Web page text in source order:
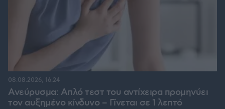
Ανεύρυσμα: Απλό τεστ του αντίχειρα προμηνύει
τον αυξημένο κίνδυνο – Γίνεται σε 1 λεπτό
08.08.2026, 16:24